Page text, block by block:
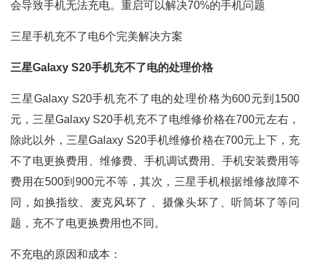
会导致手机无法充电。重启可以解决70%的手机问题
三星手机充不了电6个完美解决方案
三星Galaxy S20手机充不了电的处理价格
三星Galaxy S20手机充不了电的处理价格为600元到1500
元，三星Galaxy S20手机充不了电维修价格在700元左右，
除此以外，三星Galaxy S20手机维修价格在700元上下，充
不了电更换费用、维修费、手机调试费用、手机安装费用等
费用在500到900元不等，其次，三星手机根据维修故障不
同，如换指纹、麦克风坏了 、摄像头坏了、听筒坏了等问
题，充不了电更换费用也不同。
不充电的原因和成本：